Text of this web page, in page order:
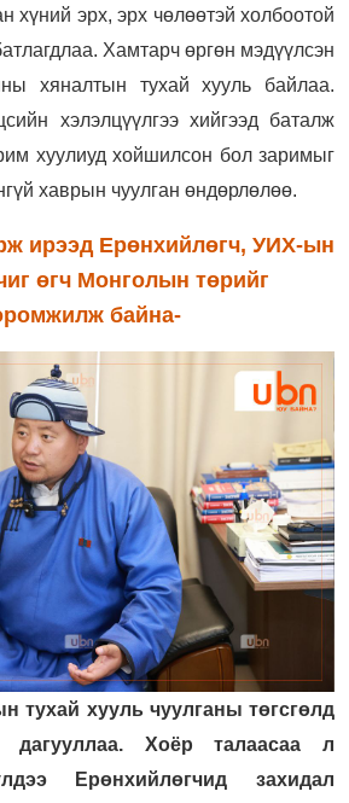
хүний эрх, эрх чөлөөтэй холбоотой
Хамтарч өргөн мэдүүлсэн
хяналтын тухай хууль байлаа.
хэлэлцүүлгээ хийгээд баталж
хуулиуд хойшилсон бол заримыг
хаврын чуулган өндөрлөлөө.
ирээд Ерөнхийлөгч, УИХ-ын
өгч Монголын төрийг
байна-
тухай хууль чуулганы төгсгөлд
Хоёр талаасаа л
Ерөнхийлөгчид захидал